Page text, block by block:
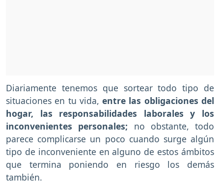
Diariamente tenemos que sortear todo tipo de
situaciones en tu vida,entre las obligaciones del
hogar, las responsabilidades laborales y los
inconvenientes personales; no obstante, todo
parece complicarse un poco cuando surge algún
tipo de inconveniente en alguno de estos ámbitos
que termina poniendo en riesgo los demás
también.